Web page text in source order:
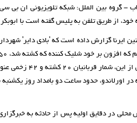
- گروه بین الملل: شبکه تلویزیونی ان بی
خود، از طریق تلفن به پلیس گفته است با
ایرنا گزارش داده است که 'بادی دایر'
که افزون بر خود شلیک کننده که کشته شد، 50 تن کشته شده اند.
شمار قربانیان 20 کشته و 42 زخمی عنوان شده بود.
در اورلاندو، حدود ساعت دو بامداد روز
محلی در دقایق اولیه پس از حادثه به